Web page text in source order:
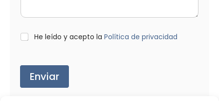
L
O
*
He leído y acepto la Política de privacidad
Enviar